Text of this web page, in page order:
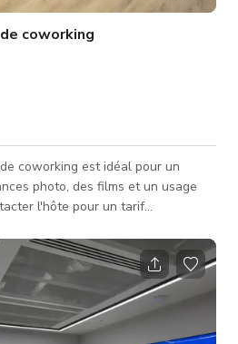
coworking
coworking est idéal pour un
photo, des films et un usage
l'hôte pour un tarif